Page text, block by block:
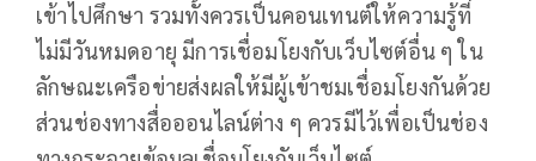
เข้าไปศึกษา รวมทั้งควรเป็นคอนเทนต์ให้ความรู้ที่
ไม่มีวันหมดอายุ มีการเชื่อมโยงกับเว็บไซต์อื่น ๆ ใน
ลักษณะเครือข่ายส่งผลให้มีผู้เข้าชมเชื่อมโยงกันด้วย
ส่วนช่องทางสื่อออนไลน์ต่าง ๆ ควรมีไว้เพื่อเป็นช่อง